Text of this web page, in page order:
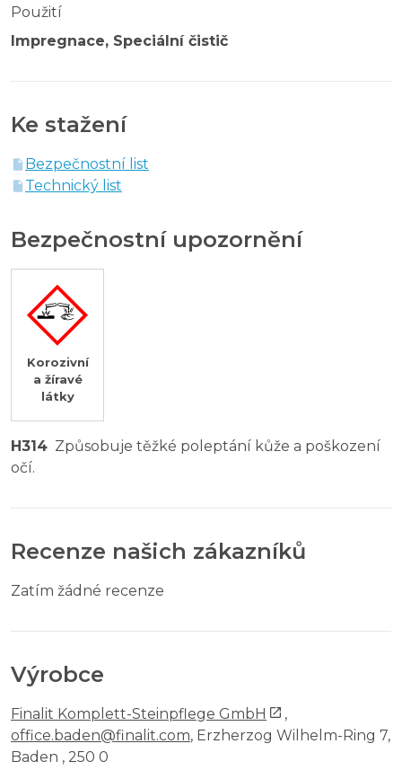
Použití
Impregnace, Speciální čistič
Ke stažení
Bezpečnostní list
Technický list
Bezpečnostní upozornění
Korozivní
a žíravé
látky
H314 Způsobuje těžké poleptání kůže a poškození
očí.
Recenze našich zákazníků
Zatím žádné recenze
Výrobce
Finalit Komplett-Steinpflege GmbH
,
office.baden@finalit.com, Erzherzog Wilhelm-Ring 7,
Baden , 250 0